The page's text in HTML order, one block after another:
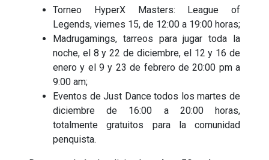
Torneo HyperX Masters: League of
Legends, viernes 15, de 12:00 a 19:00 horas;
Madrugamings, tarreos para jugar toda la
noche, el 8 y 22 de diciembre, el 12 y 16 de
enero y el 9 y 23 de febrero de 20:00 pm a
9:00 am;
Eventos de Just Dance todos los martes de
diciembre de 16:00 a 20:00 horas,
totalmente gratuitos para la comunidad
penquista.